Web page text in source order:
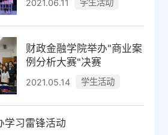
2021.06.11 学生活动
财政金融学院举办"商业案
例分析大赛"决赛
2021.05.14 学生活动
学习雷锋活动